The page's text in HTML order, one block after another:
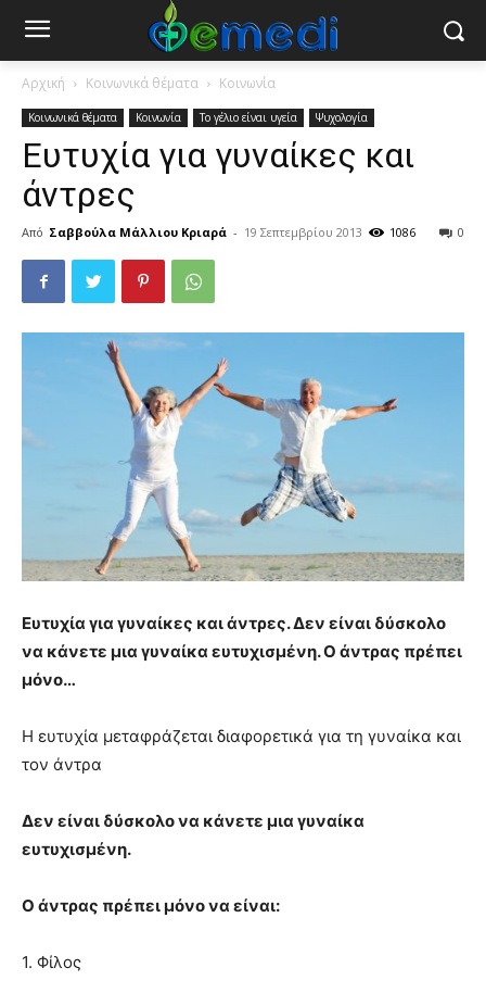
Αρχική Κοινωνικά θέματα Κοινωνία
Κοινωνικά θέματα Κοινωνία Το γέλιο είναι υγεία Ψυχολογία
Ευτυχία για γυναίκες και
άντρες
Από Σαββούλα Μάλλιου Κριαρά - 19 Σεπτεμβρίου 2013 0
1086
Ευτυχία για γυναίκες και άντρες. Δεν είναι δύσκολο
να κάνετε μια γυναίκα ευτυχισμένη. Ο άντρας πρέπει
μόνο…
Η ευτυχία μεταφράζεται διαφορετικά για τη γυναίκα και
τον άντρα
Δεν είναι δύσκολο να κάνετε μια γυναίκα
ευτυχισμένη.
Ο άντρας πρέπει μόνο να είναι:
1. Φίλος